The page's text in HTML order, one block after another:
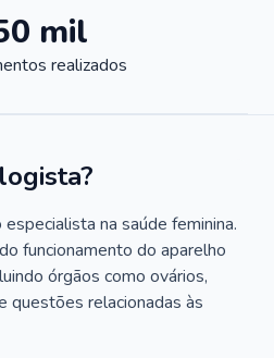
mil
realizados
na saúde feminina.
funcionamento do aparelho
órgãos como ovários,
questões relacionadas às